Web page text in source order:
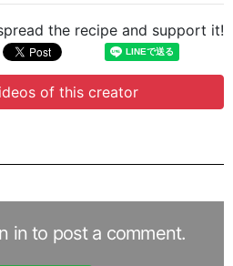
the recipe and support it!
of this creator
in to post a comment.